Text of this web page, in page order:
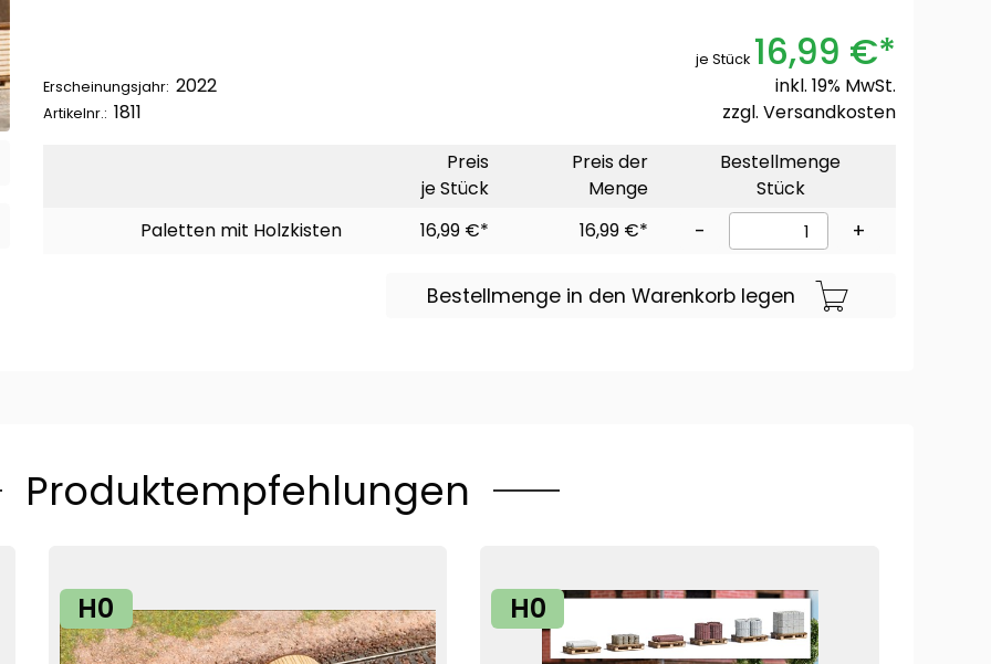
Erscheinungsjahr: 2022
Artikelnr.: 1811
je Stück 16,99 €*
inkl. 19% MwSt.
zzgl. Versandkosten
Preis
je Stück
Preis der
Menge
Bestellmenge
Stück
Paletten mit Holzkisten
16,99 €* 16,99 €* - +
Bestellmenge in den Warenkorb legen
Produktempfehlungen
H0 H0